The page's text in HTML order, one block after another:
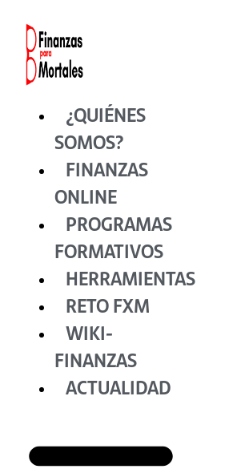
contenido
¿QUIÉNES
SOMOS?
FINANZAS
ONLINE
PROGRAMAS
FORMATIVOS
HERRAMIENTAS
RETO FXM
WIKI-
FINANZAS
ACTUALIDAD